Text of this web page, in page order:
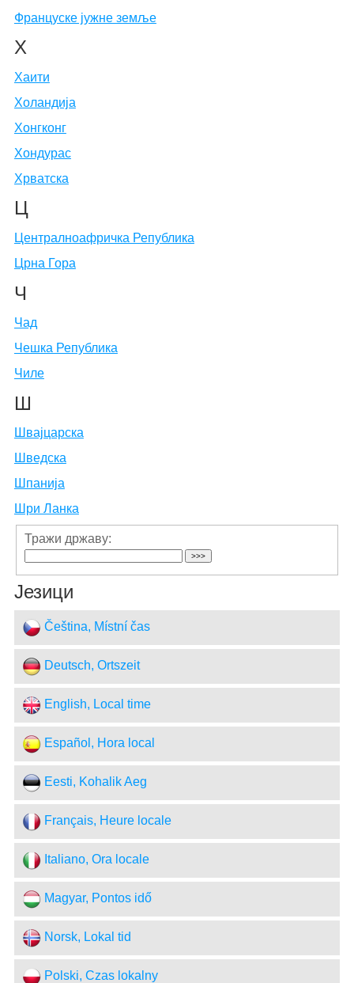
Француске јужне земље
Х
Хаити
Холандија
Хонгконг
Хондурас
Хрватска
Ц
Централноафричка Република
Црна Гора
Ч
Чад
Чешка Република
Чиле
Ш
Швајцарска
Шведска
Шпанија
Шри Ланка
Тражи државу:
Језици
Čeština, Místní čas
Deutsch, Ortszeit
English, Local time
Español, Hora local
Eesti, Kohalik Aeg
Français, Heure locale
Italiano, Ora locale
Magyar, Pontos idő
Norsk, Lokal tid
Polski, Czas lokalny